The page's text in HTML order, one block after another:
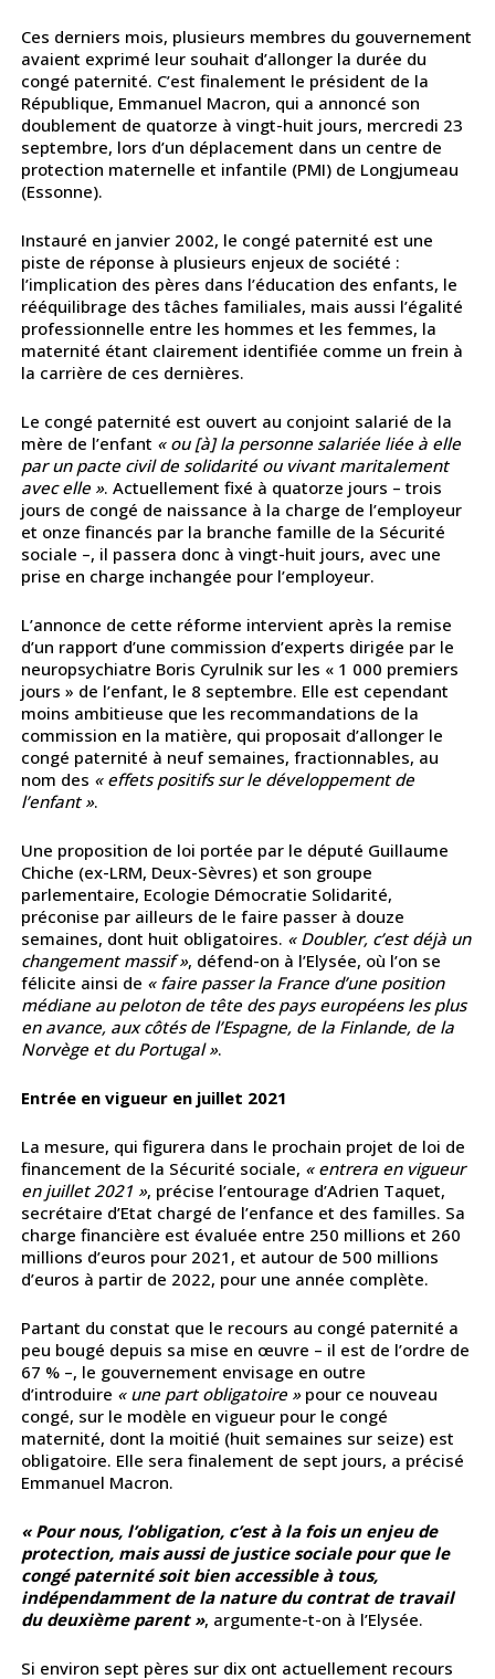
Ces derniers mois, plusieurs membres du gouvernement
avaient exprimé leur souhait d’allonger la durée du
congé paternité. C’est finalement le président de la
République, Emmanuel Macron, qui a annoncé son
doublement de quatorze à vingt-huit jours, mercredi 23
septembre, lors d’un déplacement dans un centre de
protection maternelle et infantile (PMI) de Longjumeau
(Essonne).
Instauré en janvier 2002, le congé paternité est une
piste de réponse à plusieurs enjeux de société :
l’implication des pères dans l’éducation des enfants, le
rééquilibrage des tâches familiales, mais aussi l’égalité
professionnelle entre les hommes et les femmes, la
maternité étant clairement identifiée comme un frein à
la carrière de ces dernières.
Le congé paternité est ouvert au conjoint salarié de la
mère de l’enfant « ou [à] la personne salariée liée à elle
par un pacte civil de solidarité ou vivant maritalement
avec elle ». Actuellement fixé à quatorze jours – trois
jours de congé de naissance à la charge de l’employeur
et onze financés par la branche famille de la Sécurité
sociale –, il passera donc à vingt-huit jours, avec une
prise en charge inchangée pour l’employeur.
L’annonce de cette réforme intervient après la remise
d’un rapport d’une commission d’experts dirigée par le
neuropsychiatre Boris Cyrulnik sur les « 1 000 premiers
jours » de l’enfant, le 8 septembre. Elle est cependant
moins ambitieuse que les recommandations de la
commission en la matière, qui proposait d’allonger le
congé paternité à neuf semaines, fractionnables, au
nom des « effets positifs sur le développement de
l’enfant ».
Une proposition de loi portée par le député Guillaume
Chiche (ex-LRM, Deux-Sèvres) et son groupe
parlementaire, Ecologie Démocratie Solidarité,
préconise par ailleurs de le faire passer à douze
semaines, dont huit obligatoires. « Doubler, c’est déjà un
changement massif », défend-on à l’Elysée, où l’on se
félicite ainsi de « faire passer la France d’une position
médiane au peloton de tête des pays européens les plus
en avance, aux côtés de l’Espagne, de la Finlande, de la
Norvège et du Portugal ».
Entrée en vigueur en juillet 2021
La mesure, qui figurera dans le prochain projet de loi de
financement de la Sécurité sociale, « entrera en vigueur
en juillet 2021 », précise l’entourage d’Adrien Taquet,
secrétaire d’Etat chargé de l’enfance et des familles. Sa
charge financière est évaluée entre 250 millions et 260
millions d’euros pour 2021, et autour de 500 millions
d’euros à partir de 2022, pour une année complète.
Partant du constat que le recours au congé paternité a
peu bougé depuis sa mise en œuvre – il est de l’ordre de
67 % –, le gouvernement envisage en outre
d’introduire « une part obligatoire »pour ce nouveau
congé, sur le modèle en vigueur pour le congé
maternité, dont la moitié (huit semaines sur seize) est
obligatoire. Elle sera finalement de sept jours, a précisé
Emmanuel Macron.
« Pour nous, l’obligation, c’est à la fois un enjeu de
protection, mais aussi de justice sociale pour que le
congé paternité soit bien accessible à tous,
indépendamment de la nature du contrat de travail
du deuxième parent », argumente-t-on à l’Elysée.
Si environ sept pères sur dix ont actuellement recours